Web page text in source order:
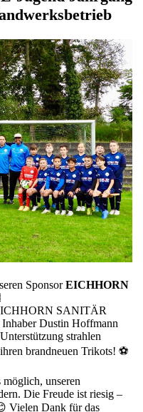
SponsorEICHHORN
SANITÄR
Dustin Hoffmann
strahlen
brandneuen Trikots! ⚽
möglich, unseren
Die Freude ist riesig –
Vielen Dank für das